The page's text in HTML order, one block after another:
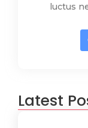
luctus
Latest